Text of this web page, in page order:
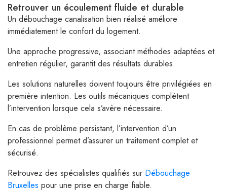
Retrouver un écoulement fluide et durable
Un débouchage canalisation bien réalisé améliore
immédiatement le confort du logement.
Une approche progressive, associant méthodes adaptées et
entretien régulier, garantit des résultats durables.
Les solutions naturelles doivent toujours être privilégiées en
première intention. Les outils mécaniques complètent
l’intervention lorsque cela s’avère nécessaire.
En cas de problème persistant, l’intervention d’un
professionnel permet d’assurer un traitement complet et
sécurisé.
Retrouvez des spécialistes qualifiés sur Débouchage
Bruxelles pour une prise en charge fiable.